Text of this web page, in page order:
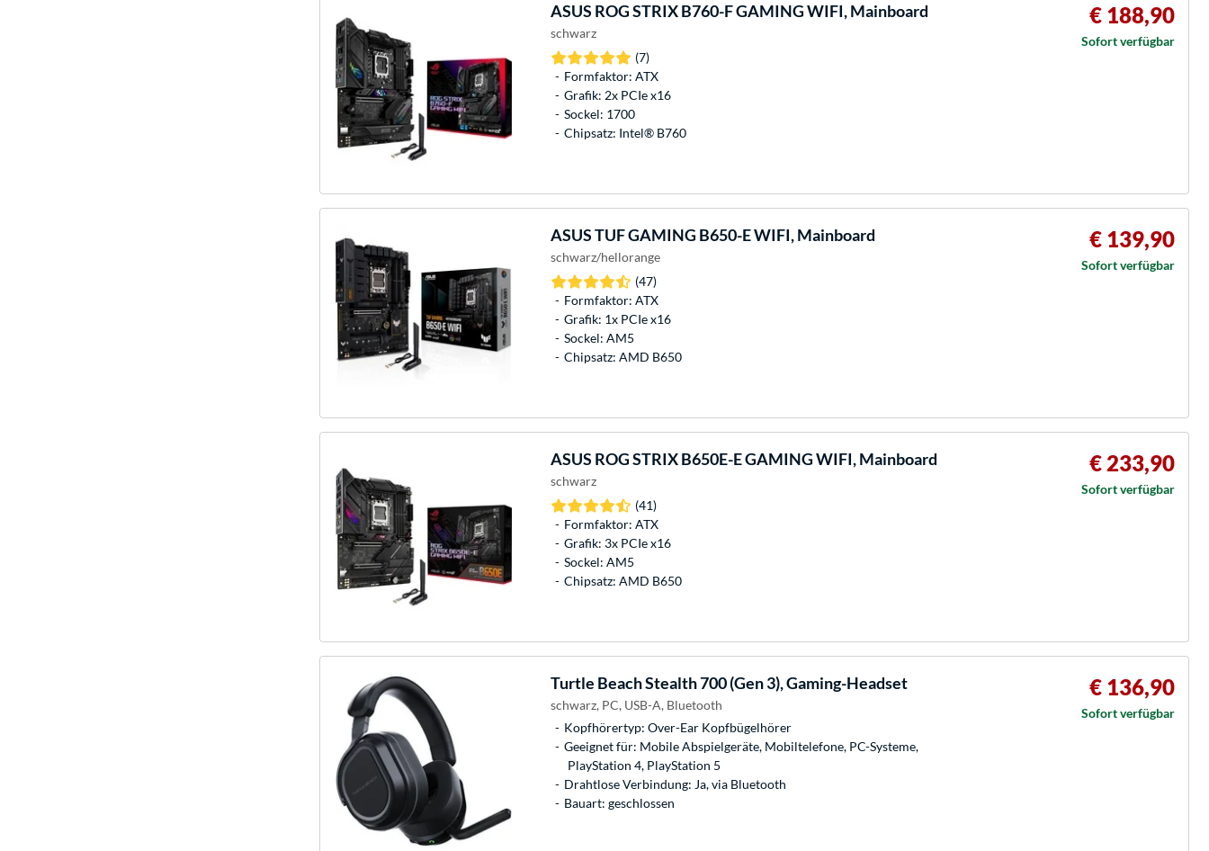
ASUS ROG STRIX B760-F GAMING WIFI, Mainboard
schwarz
(7)
Formfaktor: ATX
Grafik: 2x PCIe x16
Sockel: 1700
Chipsatz: Intel® B760
€ 188,90
Sofort verfügbar
ASUSTUF GAMING B650-E WIFI, Mainboard
schwarz/hellorange
(47)
Formfaktor: ATX
Grafik: 1x PCIe x16
Sockel: AM5
Chipsatz: AMD B650
€ 139,90
Sofort verfügbar
ASUS ROG STRIX B650E-E GAMING WIFI, Mainboard
schwarz
(41)
Formfaktor: ATX
Grafik: 3x PCIe x16
Sockel: AM5
Chipsatz: AMD B650
€ 233,90
Sofort verfügbar
Turtle BeachStealth 700 (Gen 3), Gaming-Headset
schwarz, PC, USB-A, Bluetooth
Kopfhörertyp: Over-Ear Kopfbügelhörer
Geeignet für: Mobile Abspielgeräte, Mobiltelefone, PC-Systeme,
PlayStation 4, PlayStation 5
Drahtlose Verbindung: Ja, via Bluetooth
Bauart: geschlossen
€ 136,90
Sofort verfügbar